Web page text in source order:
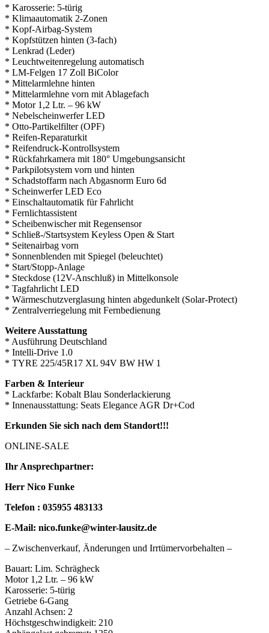
* Karosserie: 5-türig
* Klimaautomatik 2-Zonen
* Kopf-Airbag-System
* Kopfstützen hinten (3-fach)
* Lenkrad (Leder)
* Leuchtweitenregelung automatisch
* LM-Felgen 17 Zoll BiColor
* Mittelarmlehne hinten
* Mittelarmlehne vorn mit Ablagefach
* Motor 1,2 Ltr. – 96 kW
* Nebelscheinwerfer LED
* Otto-Partikelfilter (OPF)
* Reifen-Reparaturkit
* Reifendruck-Kontrollsystem
* Rückfahrkamera mit 180° Umgebungsansicht
* Parkpilotsystem vorn und hinten
* Schadstoffarm nach Abgasnorm Euro 6d
* Scheinwerfer LED Eco
* Einschaltautomatik für Fahrlicht
* Fernlichtassistent
* Scheibenwischer mit Regensensor
* Schließ-/Startsystem Keyless Open & Start
* Seitenairbag vorn
* Sonnenblenden mit Spiegel (beleuchtet)
* Start/Stopp-Anlage
* Steckdose (12V-Anschluß) in Mittelkonsole
* Tagfahrlicht LED
* Wärmeschutzverglasung hinten abgedunkelt (Solar-Protect)
* Zentralverriegelung mit Fernbedienung
Weitere Ausstattung
* Ausführung Deutschland
* Intelli-Drive 1.0
* TYRE 225/45R17 XL 94V BW HW 1
Farben & Interieur
* Lackfarbe: Kobalt Blau Sonderlackierung
* Innenausstattung: Seats Elegance AGR Dr+Cod
Erkunden Sie sich nach dem Standort!!!
ONLINE-SALE
Ihr Ansprechpartner:
Herr Nico Funke
Telefon : 035955 483133
E-Mail: nico.funke@winter-lausitz.de
– Zwischenverkauf, Änderungen und Irrtümervorbehalten –
Bauart: Lim. Schrägheck
Motor 1,2 Ltr. – 96 kW
Karosserie: 5-türig
Getriebe 6-Gang
Anzahl Achsen: 2
Höchstgeschwindigkeit: 210